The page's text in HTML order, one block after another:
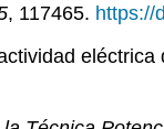
, 117465. https://